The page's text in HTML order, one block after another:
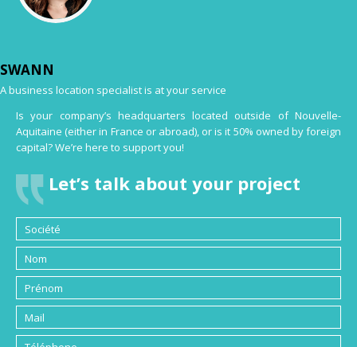
SWANN
A business location specialist is at your service
Is your company’s headquarters located outside of Nouvelle-
Aquitaine (either in France or abroad), or is it 50% owned by foreign
capital? We’re here to support you!
Let’s talk about your project